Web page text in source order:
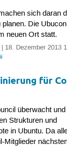
sich daran
Die Ubucon
neuen Ort statt.
| 18. Dezember 2013
für
überwacht und
Strukturen und
in Ubuntu. Da
Mitglieder